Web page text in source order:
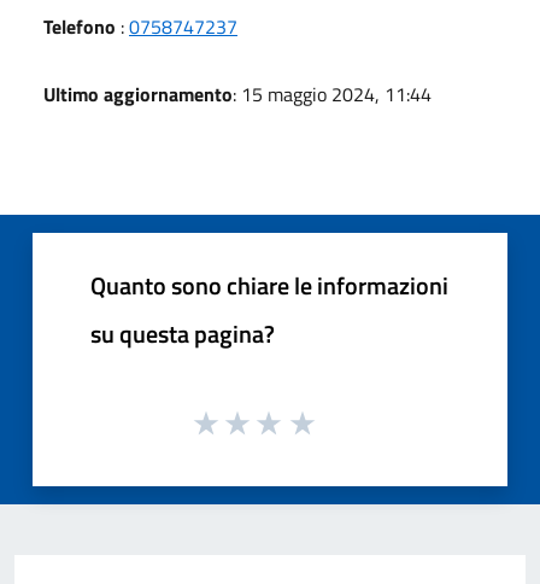
Telefono :0758747237
Ultimo aggiornamento: 15 maggio 2024, 11:44
Quanto sono chiare le informazioni
su questa pagina?